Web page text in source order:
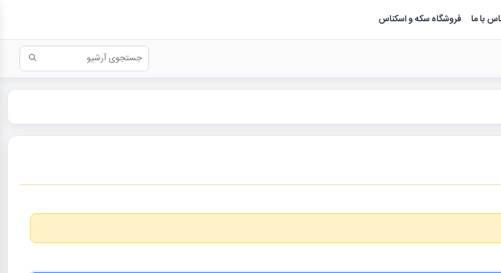
با ما فروشگاه سکه و اسکناس